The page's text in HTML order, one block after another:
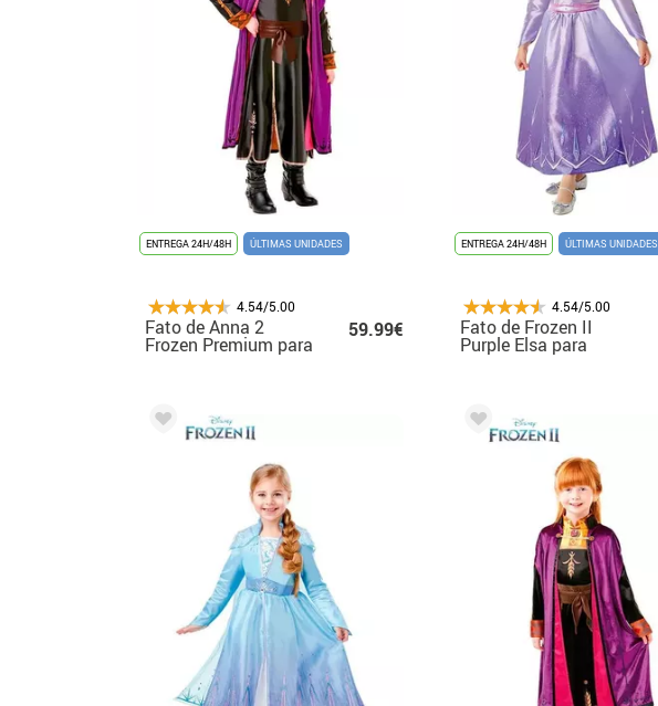
ENTREGA 24H/48H ÚLTIMAS UNIDADES
4.54/5.00
Fato de Anna 2
Frozen Premium para
59.99€
ENTREGA 24H/48H ÚLTIMAS UNIDADES
4.54/5.00
Fato de Frozen II
Purple Elsa para
menina